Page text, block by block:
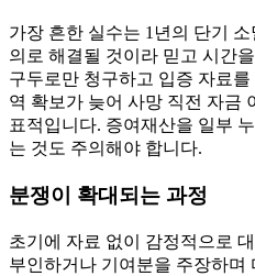
가장 흔한 실수는 1년의 단기
의로 해결될 것이라 믿고 시간
구두로만 청구하고 입증 자료
역 확보가 늦어 사망 직전 자금
표적입니다. 증여재산을 일부
는 것도 주의해야 합니다.
분쟁이 확대되는 과정
초기에 자료 없이 감정적으로
부인하거나 기여분을 주장하며